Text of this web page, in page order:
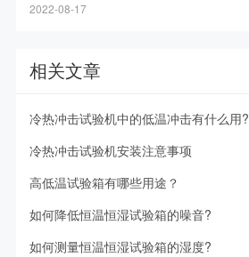
2022-08-17
相关文章
冷热冲击试验机中的低温冲击有什么用?
冷热冲击试验机安装注意事项
高低温试验箱有哪些用途？
如何降低恒温恒湿试验箱的噪音?
如何测量恒温恒湿试验箱的湿度?